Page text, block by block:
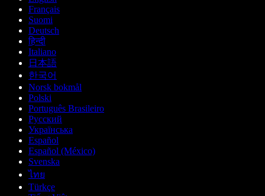
Français
Suomi
Deutsch
हिन्दी
Italiano
日本語
한국어
Norsk bokmål
Polski
Português Brasileiro
Русский
Українська
Español
Español (México)
Svenska
ไทย
Türkçe